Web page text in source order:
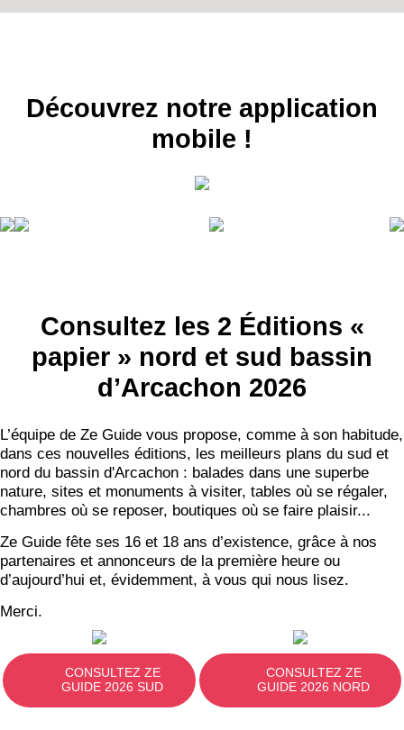
BONS PLANS
INSCRIPTION
NEWSLETTER
Découvrez notre application
mobile !
Consultez les 2 Éditions «
papier » nord et sud bassin
d’Arcachon 2026
L’équipe de Ze Guide vous propose, comme à son habitude,
dans ces nouvelles éditions, les meilleurs plans du sud et
nord du bassin d'Arcachon : balades dans une superbe
nature, sites et monuments à visiter, tables où se régaler,
chambres où se reposer, boutiques où se faire plaisir...
Ze Guide fête ses 16 et 18 ans d’existence, grâce à nos
partenaires et annonceurs de la première heure ou
d’aujourd’hui et, évidemment, à vous qui nous lisez.
Merci.
CONSULTEZ ZE
GUIDE 2026 SUD
CONSULTEZ ZE
GUIDE 2026 NORD